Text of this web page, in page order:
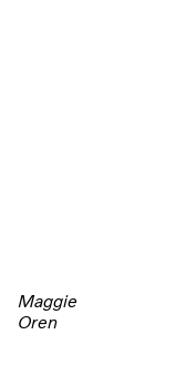
Maggie
Oren